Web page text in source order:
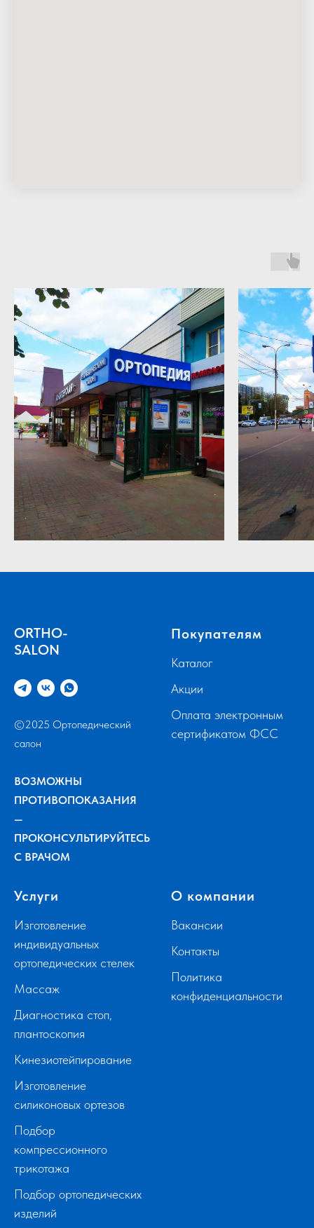
ORTHO-
SALON
©2025 Ортопедический
салон
ВОЗМОЖНЫ
ПРОТИВОПОКАЗАНИЯ
—
ПРОКОНСУЛЬТИРУЙТЕСЬ
С ВРАЧОМ
Покупателям
Каталог
Акции
Оплата электронным
сертификатом ФСС
Услуги
Изготовление
индивидуальных
ортопедических стелек
Массаж
Диагностика стоп,
плантоскопия
Кинезиотейпирование
Изготовление
силиконовых ортезов
Подбор
компрессионного
трикотажа
Подбор ортопедических
изделий
О компании
Вакансии
Контакты
Политика
конфиденциальности